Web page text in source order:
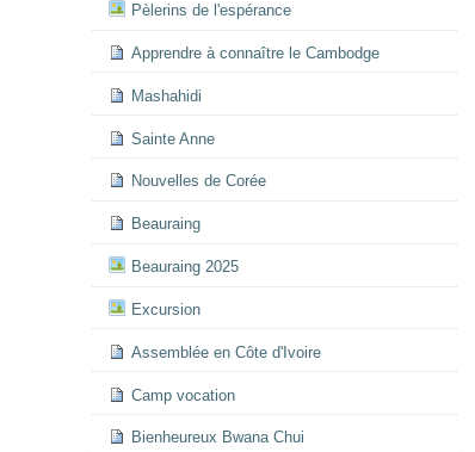
Pèlerins de l'espérance
Apprendre à connaître le Cambodge
Mashahidi
Sainte Anne
Nouvelles de Corée
Beauraing
Beauraing 2025
Excursion
Assemblée en Côte d'Ivoire
Camp vocation
Bienheureux Bwana Chui